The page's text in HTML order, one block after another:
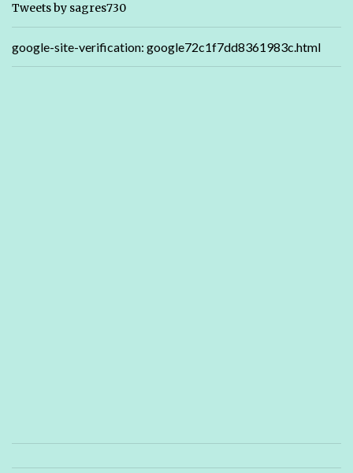
Tweets by sagres730
google-site-verification: google72c1f7dd8361983c.html